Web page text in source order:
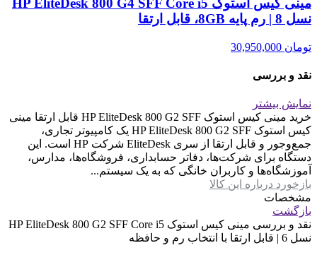
مینی کیس استوک HP EliteDesk 800 G4 SFF Core i5
نسل 8 | رم پایه 8GB، قابل ارتقا
تومان
نقد و بررسی
نمایش بیشتر
خرید مینی کیس استوک HP EliteDesk 800 G2 SFF قابل ارتقا مینی
کیس استوک HP EliteDesk 800 G2 SFF یک کامپیوتر تجاری،
جمع‌وجور و قابل ارتقا از سری EliteDesk شرکت HP است. این
دستگاه برای شرکت‌ها، دفاتر حسابداری، فروشگاه‌ها، مدارس،
آموزشگاه‌ها و کاربران خانگی که به یک سیستم...
بازخورد درباره این کالا
مشخصات
بازگشت
نقد و بررسی
مینی کیس استوک HP EliteDesk 800 G2 SFF Core i5
نسل 6 | قابل ارتقا با انتخاب رم و حافظه